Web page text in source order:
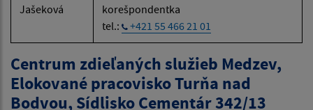
Jašeková
korešpondentka
tel.:
+421 55 466 21 01
Centrum zdieľaných služieb Medzev,
Elokované pracovisko Turňa nad
Bodvou, Sídlisko Cementár 342/13